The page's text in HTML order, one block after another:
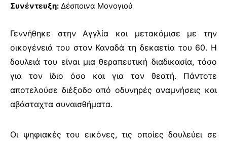
Συνέντευξη: Δέσποινα Μονογιού
Γεννήθηκε στην Αγγλία και μετακόμισε με την
οικογένειά του στον Καναδά τη δεκαετία του 60. Η
δουλειά του είναι μια θεραπευτική διαδικασία, τόσο
για τον ίδιο όσο και για τον θεατή. Πάντοτε
αποτελούσε διέξοδο από οδυνηρές αναμνήσεις και
αβάσταχτα συναισθήματα.
Οι ψηφιακές του εικόνες, τις οποίες δουλεύει σε